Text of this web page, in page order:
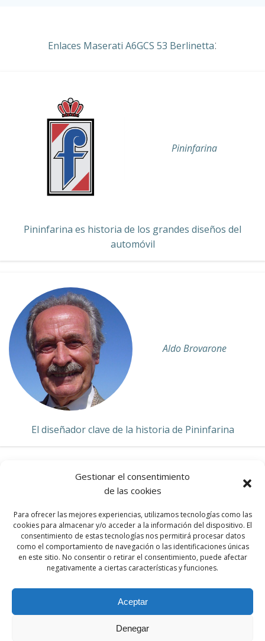
Gestionar el consentimiento
de las cookies
Para ofrecer las mejores experiencias, utilizamos tecnologías como las
cookies para almacenar y/o acceder a la información del dispositivo. El
consentimiento de estas tecnologías nos permitirá procesar datos
como el comportamiento de navegación o las identificaciones únicas
en este sitio. No consentir o retirar el consentimiento, puede afectar
negativamente a ciertas características y funciones.
Aceptar
Denegar
Enlaces Maserati A6GCS 53 Berlinetta:
Pininfarina
Pininfarina es historia de los grandes diseños del
automóvil
Aldo Brovarone
El diseñador clave de la historia de Pininfarina
MASERATI
INICIO
© 2026 Par Motor Club. Created for free using